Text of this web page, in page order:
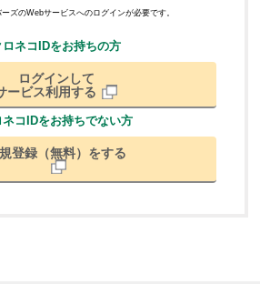
ズのWebサービスへのログインが必要です。
ロネコIDをお持ちの方
ログインして
ービス利用する
ネコIDをお持ちでない方
登録（無料）をする